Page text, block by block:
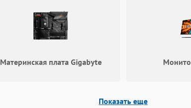
Выход из строя SSD или HDD:
Материнская плата Gigabyte
Показать еще